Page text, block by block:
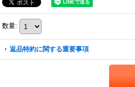
数量:
返品特約に関する重要事項